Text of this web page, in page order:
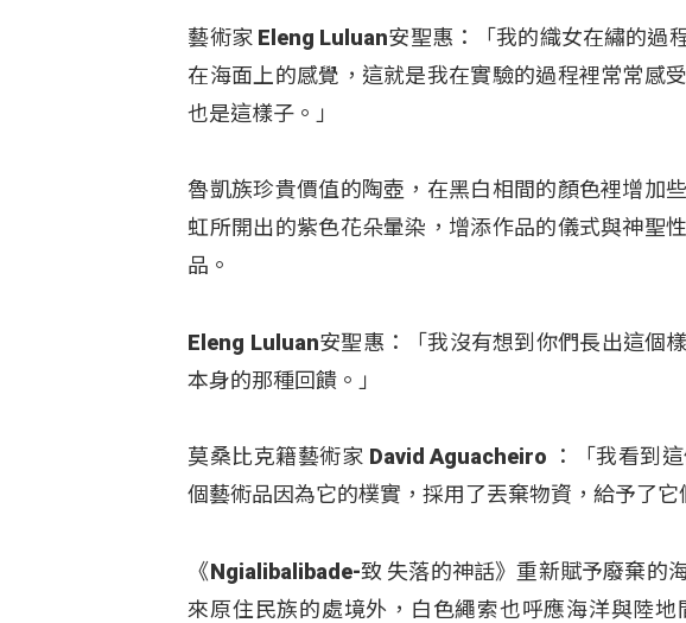
藝術家 Eleng Luluan安聖惠：「我的織女在繡的過
在海面上的感覺，這就是我在實驗的過程裡常常感
也是這樣子。」
魯凱族珍貴價值的陶壺，在黑白相間的顏色裡增加
虹所開出的紫色花朵暈染，增添作品的儀式與神聖
品。
Eleng Luluan安聖惠：「我沒有想到你們長出這個
本身的那種回饋。」
莫桑比克籍藝術家 David Aguacheiro ：「我看到
個藝術品因為它的樸實，採用了丟棄物資，給予了
《Ngialibalibade-致 失落的神話》重新賦予廢棄的
來原住民族的處境外，白色繩索也呼應海洋與陸